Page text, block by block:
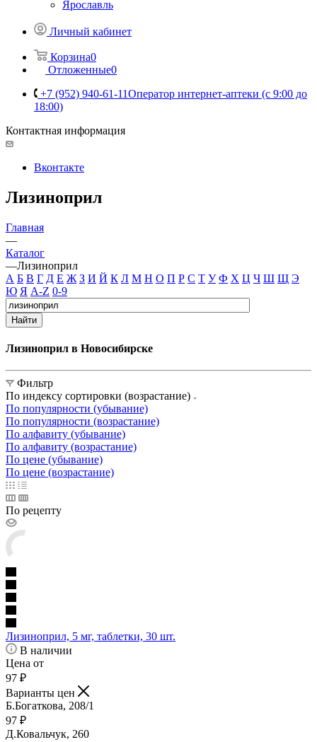
Ярославль
Личный кабинет
Корзина0
Отложенные0
+7 (952) 940-61-11Оператор интернет-аптеки (с 9:00 до
18:00)
Контактная информация
Вконтакте
Лизиноприл
Главная
—
Каталог
—Лизиноприл
А Б В Г Д Е Ж З И Й К Л М Н О П Р С Т У Ф Х Ц Ч Ш Щ Э
Ю Я A-Z 0-9
Найти
Лизиноприл в Новосибирске
Фильтр
По индексу сортировки (возрастание)
По популярности (убывание)
По популярности (возрастание)
По алфавиту (убывание)
По алфавиту (возрастание)
По цене (убывание)
По цене (возрастание)
По рецепту
Лизиноприл, 5 мг, таблетки, 30 шт.
В наличии
Цена от
97 ₽
Варианты цен
Б.Богаткова, 208/1
97 ₽
Д.Ковальчук, 260